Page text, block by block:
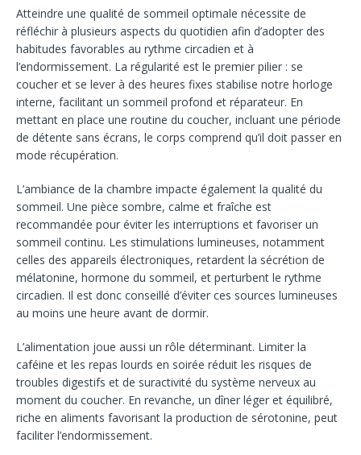
Atteindre une qualité de sommeil optimale nécessite de
réfléchir à plusieurs aspects du quotidien afin d’adopter des
habitudes favorables au rythme circadien et à
l’endormissement. La régularité est le premier pilier : se
coucher et se lever à des heures fixes stabilise notre horloge
interne, facilitant un sommeil profond et réparateur. En
mettant en place une routine du coucher, incluant une période
de détente sans écrans, le corps comprend qu’il doit passer en
mode récupération.
L’ambiance de la chambre impacte également la qualité du
sommeil. Une pièce sombre, calme et fraîche est
recommandée pour éviter les interruptions et favoriser un
sommeil continu. Les stimulations lumineuses, notamment
celles des appareils électroniques, retardent la sécrétion de
mélatonine, hormone du sommeil, et perturbent le rythme
circadien. Il est donc conseillé d’éviter ces sources lumineuses
au moins une heure avant de dormir.
L’alimentation joue aussi un rôle déterminant. Limiter la
caféine et les repas lourds en soirée réduit les risques de
troubles digestifs et de suractivité du système nerveux au
moment du coucher. En revanche, un dîner léger et équilibré,
riche en aliments favorisant la production de sérotonine, peut
faciliter l’endormissement.